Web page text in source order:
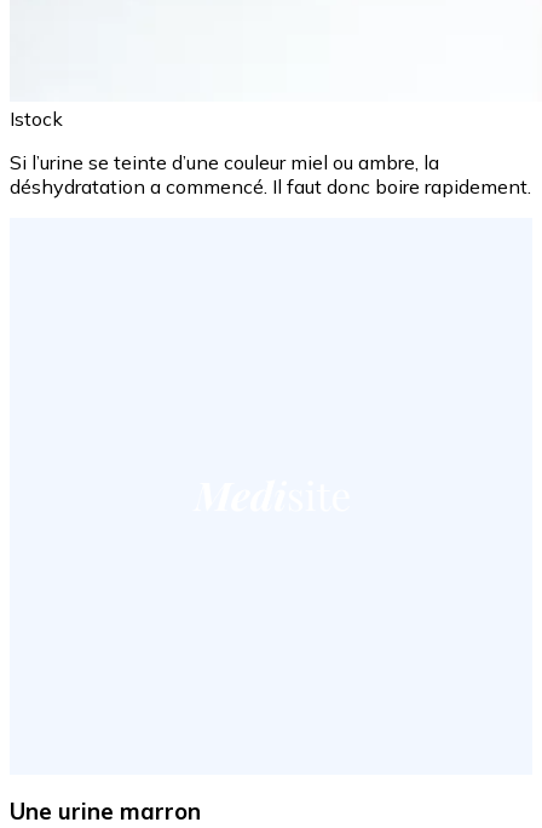
Istock
Si l’urine se teinte d’une couleur miel ou ambre, la
déshydratation a commencé. Il faut donc boire rapidement.
Une urine marron